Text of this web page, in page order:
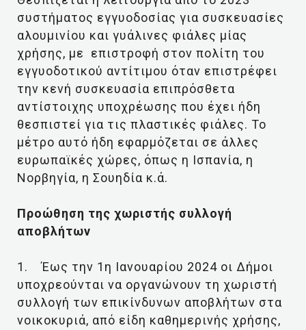
συστήματος εγγυοδοσίας για συσκευασίες
αλουμινίου και γυάλινες φιάλες μίας
χρήσης, με επιστροφή στον πολίτη του
εγγυοδοτικού αντίτιμου όταν επιστρέφει
την κενή συσκευασία επιπρόσθετα
αντίστοιχης υποχρέωσης που έχει ήδη
θεσπιστεί για τις πλαστικές φιάλες. Το
μέτρο αυτό ήδη εφαρμόζεται σε άλλες
ευρωπαϊκές χώρες, όπως η Ισπανία, η
Νορβηγία, η Σουηδία κ.ά.
Προώθηση της χωριστής συλλογή
αποβλήτων
1. Έως την 1η Ιανουαρίου 2024 οι Δήμοι
υποχρεούνται να οργανώνουν τη χωριστή
συλλογή των επικίνδυνων αποβλήτων στα
νοικοκυριά, από είδη καθημερινής χρήσης,